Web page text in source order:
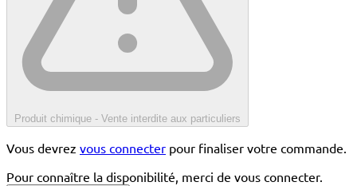
Produit chimique - Vente interdite aux particuliers
Vous devrez vous connecter pour finaliser votre commande.
Pour connaître la disponibilité, merci de vous connecter.